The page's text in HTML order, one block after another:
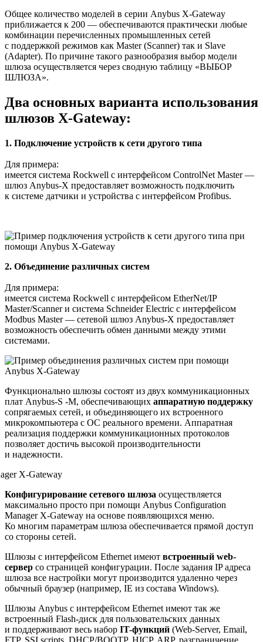
Общее количество моделей в серии Anybus X-Gateway
приближается к 200 — обеспечиваются практически любые
комбинации перечисленных промышленных сетей
с поддержкой режимов как Master (Scanner) так и Slave
(Adapter). По причине такого разнообразия выбор модели
шлюза осуществляется через сводную таблицу «ВЫБОР
ШЛЮЗА».
Два основных варианта использования
шлюзов X-Gateway:
1. Подключение устройств к сети другого типа
Для примера:
имеется система Rockwell с интерфейсом ControlNet Master —
шлюз Anybus-X предоставляет возможность подключить
к системе датчики и устройства с интерфейсом Profibus.
2. Объединение различных систем
Для примера:
имеется система Rockwell с интерфейсом EtherNet/IP
Master/Scanner и система Schneider Electric с интерфейсом
Modbus Master — сетевой шлюз Anybus-X предоставляет
возможность обеспечить обмен данными между этими
системами.
Функционально шлюзы состоят из двух коммуникационных
плат Anybus-S -M, обеспечивающих аппаратную поддержку
сопрягаемых сетей, и объединяющего их встроенного
микрокомпьютера с ОС реального времени. Аппаратная
реализация поддержки коммуникационных протоколов
позволяет достичь высокой производительности
и надежности.
Конфигурирование сетевого шлюза осуществляется
максимально просто при помощи Anybus Configuration
Manager X-Gateway на основе появляющихся меню.
Ко многим параметрам шлюза обеспечивается прямой доступ
со стороны сетей.
Шлюзы с интерфейсом Ethernet имеют встроенный web-
сервер со страницей конфигурации. После задания IP адреса
шлюза все настройки могут производится удаленно через
обычный браузер (например, IE из состава Windows).
Шлюзы Anybus с интерфейсом Ethernet имеют так же
встроенный Flash-диск для пользовательских данных
и поддерживают весь набор IT-функций (Web-Server, Email,
FTP, SSI scripts, DHCP/BOOTP, HICP, ARP, разграничение